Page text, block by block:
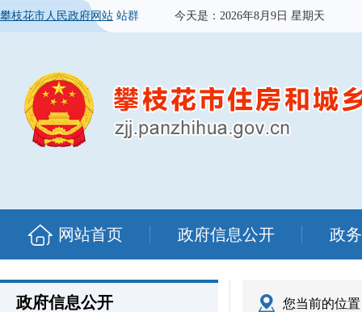
攀枝花市人民政府网站 站群 今天是： 2026年8月9日 星期天
网站首页 政府信息公开 政
政府信息公开 您当前的位